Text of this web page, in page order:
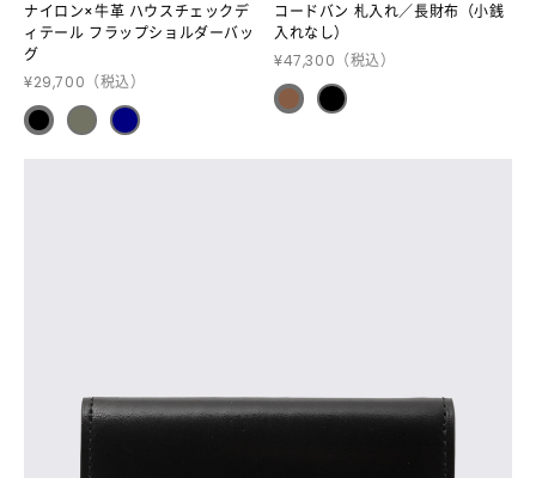
ナイロン×牛革 ハウスチェックデ
ィテール フラップショルダーバッ
グ
¥29,700 （税込）
コードバン 札入れ／長財布（小銭
入れなし）
¥47,300 （税込）